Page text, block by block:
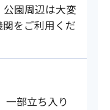
園周辺は大変
をご利用くだ
部立ち入り